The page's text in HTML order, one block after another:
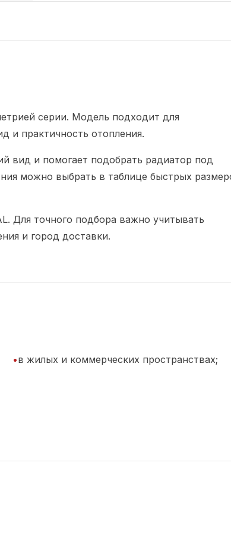
серии. Модель подходит для
и практичность отопления.
вид и помогает подобрать радиатор под
можно выбрать в таблице быстрых
Для точного подбора важно учитывать
и город доставки.
•в жилых и коммерческих пространствах;